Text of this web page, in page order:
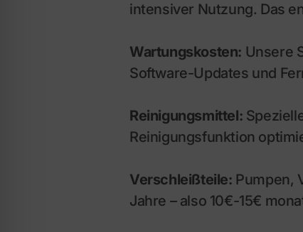
intensiver Nutzung. Das
Wartungskosten: Unsere
Software-Updates und
Reinigungsmittel:
Reinigungsfunktion
Verschleißteile: Pumpen,
Jahre – also 10€-15€